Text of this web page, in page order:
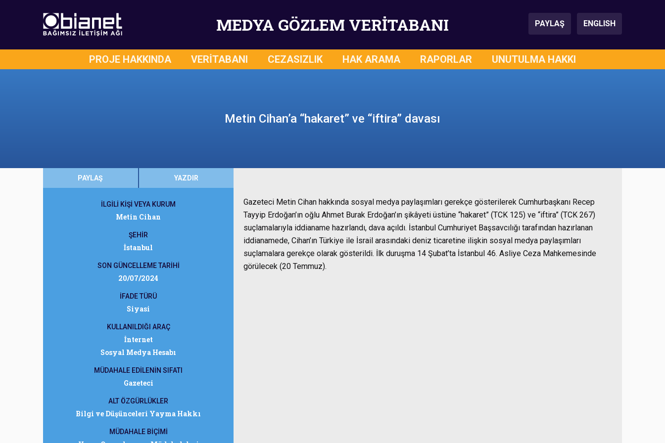
MEDYA GÖZLEM VERİTABANI PAYLAŞ ENGLISH
PROJE HAKKINDA VERİTABANI CEZASIZLIK HAK ARAMA RAPORLAR UNUTULMA HAKKI
Metin Cihan’a “hakaret” ve “iftira” davası
PAYLAŞ YAZDIR
İLGİLİ KİŞİ VEYA KURUM
Metin Cihan
ŞEHİR
İstanbul
SON GÜNCELLEME TARİHİ
20/07/2024
İFADE TÜRÜ
Siyasi
KULLANILDIĞI ARAÇ
İnternet
Sosyal Medya Hesabı
MÜDAHALE EDİLENİN SIFATI
Gazeteci
ALT ÖZGÜRLÜKLER
Bilgi ve Düşünceleri Yayma Hakkı
MÜDAHALE BİÇİMİ
Gazeteci Metin Cihan hakkında sosyal medya paylaşımları gerekçe gösterilerek Cumhurbaşkanı Recep
Tayyip Erdoğan’ın oğlu Ahmet Burak Erdoğan’ın şikâyeti üstüne “hakaret” (TCK 125) ve “iftira” (TCK 267)
suçlamalarıyla iddianame hazırlandı, dava açıldı. İstanbul Cumhuriyet Başsavcılığı tarafından hazırlanan
iddianamede, Cihan’ın Türkiye ile İsrail arasındaki deniz ticaretine ilişkin sosyal medya paylaşımları
suçlamalara gerekçe olarak gösterildi. İlk duruşma 14 Şubat’ta İstanbul 46. Asliye Ceza Mahkemesinde
görülecek (20 Temmuz).